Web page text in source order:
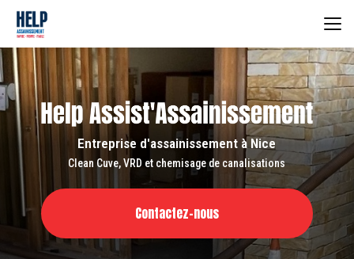
contenu
principal
Entreprise d'assainissement à Nice
Clean Cuve, VRD et chemisage de canalisations
Contactez-nous